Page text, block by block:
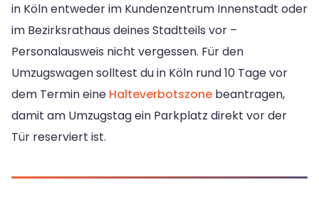
in Köln entweder im Kundenzentrum Innenstadt oder
im Bezirksrathaus deines Stadtteils vor –
Personalausweis nicht vergessen. Für den
Umzugswagen solltest du in Köln rund 10 Tage vor
dem Termin eine Halteverbotszone beantragen,
damit am Umzugstag ein Parkplatz direkt vor der
Tür reserviert ist.